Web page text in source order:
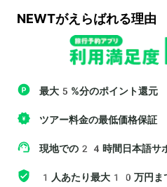
NEWTがえらばれる理由
最大5%分のポイント還元
ツアー料金の最低価格保証
現地での24時間日本語サ
1人あたり最大10万円ま